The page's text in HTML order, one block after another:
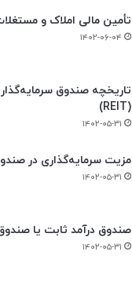
تأمین مالی املاک و
۱۴۰۲-۰۶-۰۴
تاریخچه صندوق
(REIT)
۱۴۰۲-۰۵-۳۱
مزیت سرمایه‌گذاری در
۱۴۰۲-۰۵-۳۱
صندوق درآمد ثابت یا
۱۴۰۲-۰۵-۳۱